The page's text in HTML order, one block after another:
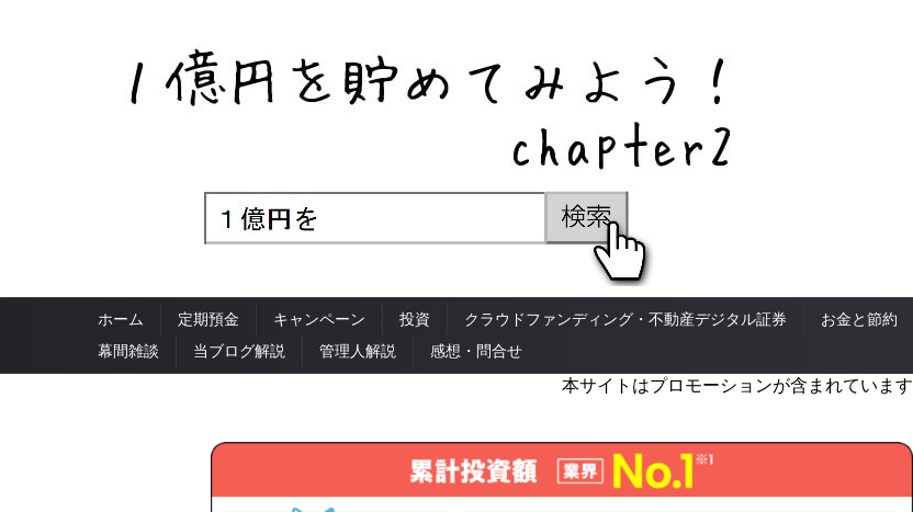
ホーム 定期預金 キャンペーン 投資 クラウドファンディング・不動産デジタル証券 お金と節約
幕間雑談
当ブログ解説 管理人解説 感想・問合せ
本サイトはプロモーションが含まれています